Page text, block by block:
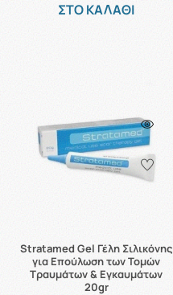
ΣΤΟ ΚΑΛΑΘΙ
Stratamed Gel Γέλη Σιλικόνης
για Επούλωση των Τομών
Τραυμάτων & Εγκαυμάτων
20gr